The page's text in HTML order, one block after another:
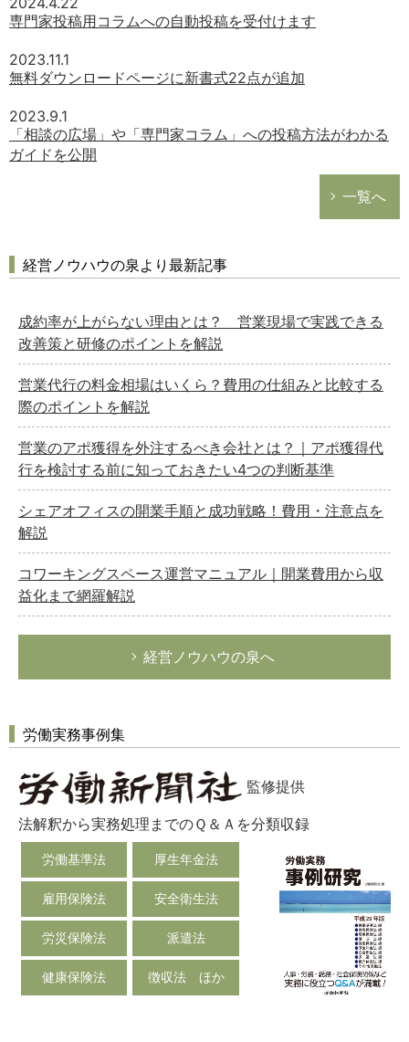
専門家投稿用コラムへの自動投稿を受付けます
2023.11.1
無料ダウンロードページに新書式22点が追加
2023.9.1
「相談の広場」や「専門家コラム」への投稿方法がわかる
ガイドを公開
一覧へ
経営ノウハウの泉より最新記事
成約率が上がらない理由とは？ 営業現場で実践できる
改善策と研修のポイントを解説
営業代行の料金相場はいくら？費用の仕組みと比較する
際のポイントを解説
営業のアポ獲得を外注するべき会社とは？｜アポ獲得代
行を検討する前に知っておきたい4つの判断基準
シェアオフィスの開業手順と成功戦略！費用・注意点を
解説
コワーキングスペース運営マニュアル｜開業費用から収
益化まで網羅解説
経営ノウハウの泉へ
労働実務事例集
監修提供
法解釈から実務処理までのＱ＆Ａを分類収録
労働基準法 厚生年金法
雇用保険法 安全衛生法
労災保険法 派遣法
健康保険法 徴収法 ほか